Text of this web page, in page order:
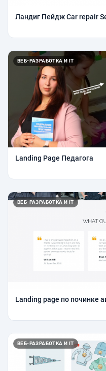
Ландиг Пейдж Car repair
ВЕБ-РАЗРАБОТКА И IT
Landing Page Педагога
ВЕБ-РАЗРАБОТКА И IT
Landing page по починке
ВЕБ-РАЗРАБОТКА И IT